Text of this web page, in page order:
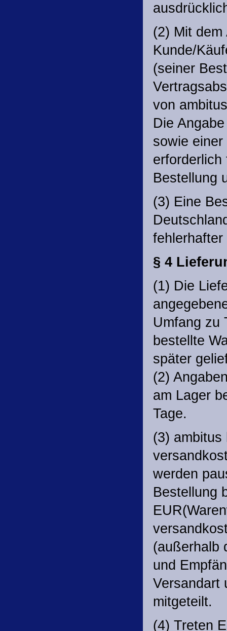
(2) Mit
Kunde/
(seiner
von
Die
sowie
erforderlich
Bestellung
(3) Eine
§ 4
(1) Die
Umfang zu
bestellte
später
(2)
am Lager
Tage.
(3) ambitus
werden
Bestellung
(außerhalb
und
Versandart
mitgeteilt.
(4) Treten